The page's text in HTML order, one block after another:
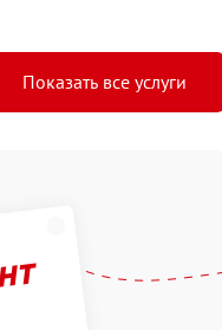
Показать все услуги